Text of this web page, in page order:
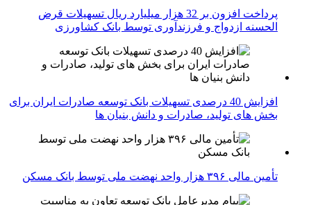
پرداخت افزون بر 32 هزار میلیارد ریال تسهیلات قرض
الحسنه ازدواج و فرزندآوری توسط بانک کشاورزی
افزایش 40 درصدی تسهیلات بانک توسعه صادرات ایران برای
بخش های تولید، صادرات و دانش بنیان ها
تأمین مالی ۳۹۶ هزار واحد نهضت ملی توسط بانک مسکن